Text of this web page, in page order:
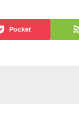
Pocket